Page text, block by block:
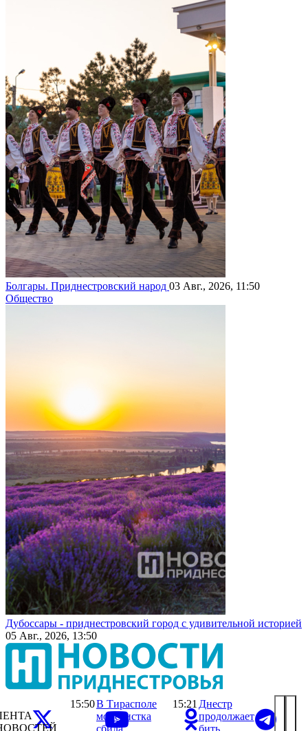
Болгары. Приднестровский народ 03 Авг., 2026, 11:50
Общество
Дубоссары - приднестровский город с удивительной историей
05 Авг., 2026, 13:50
15:50В Тирасполе
мопедистка
сбила
15:21 Днестр
продолжает
бить